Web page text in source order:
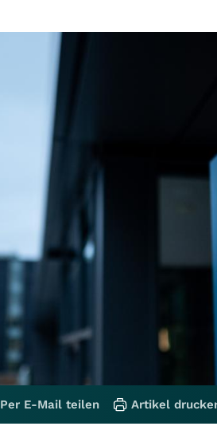
Per E-Mail teilen Artikel